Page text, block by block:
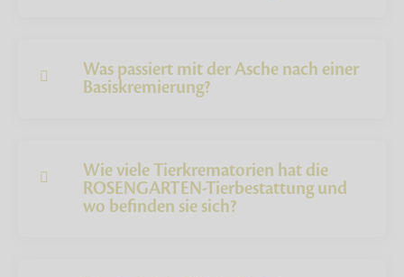
Was passiert mit der Asche nach einer
Basiskremierung?
Wie viele Tierkrematorien hat die
ROSENGARTEN-Tierbestattung und
wo befinden sie sich?